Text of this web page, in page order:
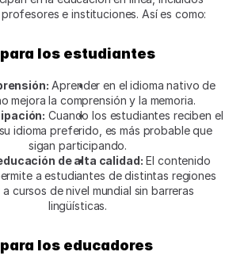
e instituciones. Así es como:
los estudiantes
Aprender en el idioma nativo de
mejora la comprensión y la memoria.
Cuando los estudiantes reciben el
idioma preferido, es más probable que
sigan participando.
de alta calidad: El contenido
a estudiantes de distintas regiones
cursos de nivel mundial sin barreras
lingüísticas.
los educadores